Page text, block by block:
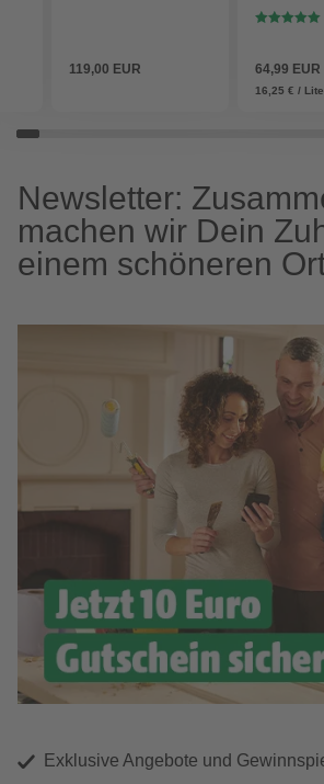
119,00 EUR
7016 - grau
64,99 EUR
16,25 € /
Newsletter:
machen wir Dein
einem schöneren
Exklusive Angebote und